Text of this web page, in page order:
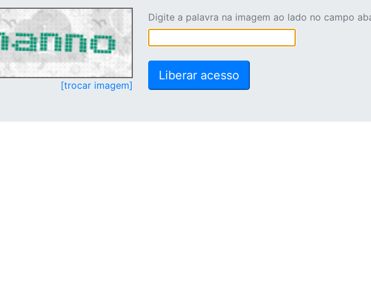
[trocar imagem]
Digite a palavra na imagem ao lado no campo